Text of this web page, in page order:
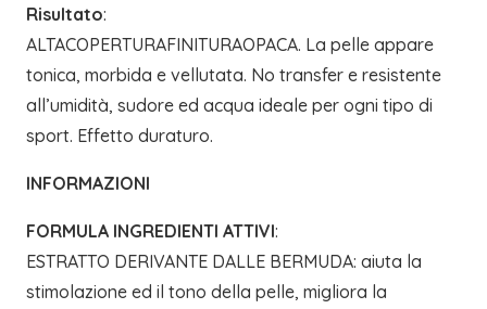
Risultato:
ALTACOPERTURAFINITURAOPACA. La pelle appare
tonica, morbida e vellutata. No transfer e resistente
all’umidità, sudore ed acqua ideale per ogni tipo di
sport. Effetto duraturo.
INFORMAZIONI
FORMULA INGREDIENTI ATTIVI:
ESTRATTO DERIVANTE DALLE BERMUDA: aiuta la
stimolazione ed il tono della pelle, migliora la